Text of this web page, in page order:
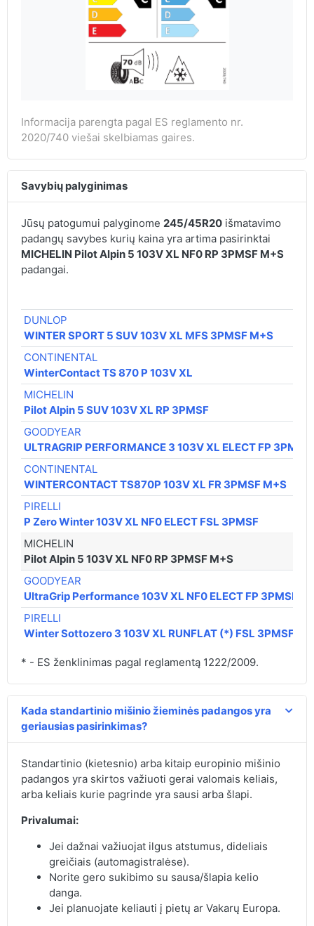
Informacija parengta pagal ES reglamento nr.
2020/740 viešai skelbiamas gaires.
Savybių palyginimas
Jūsų patogumui palyginome 245/45R20išmatavimo
padangų savybes kurių kaina yra artima pasirinktai
MICHELIN Pilot Alpin 5 103V XL NF0 RP 3PMSF M+S
padangai.
DUNLOP
WINTER SPORT 5 SUV 103V XL MFS 3PMSF M+S
CONTINENTAL
WinterContact TS 870 P 103V XL
MICHELIN
Pilot Alpin 5 SUV 103V XL RP 3PMSF
GOODYEAR
ULTRAGRIP PERFORMANCE 3 103V XL ELECT FP
CONTINENTAL
WINTERCONTACT TS870P 103V XL FR 3PMSF M+S
PIRELLI
P Zero Winter 103V XL NF0 ELECT FSL 3PMSF
MICHELIN
Pilot Alpin 5 103V XL NF0 RP 3PMSF M+S
GOODYEAR
UltraGrip Performance 103V XL NF0 ELECT FP 3PMSF
PIRELLI
Winter Sottozero 3 103V XL RUNFLAT (*) FSL 3PMSF
* - ES ženklinimas pagal reglamentą 1222/2009.
Kada standartinio mišinio žieminės padangos yra
geriausias pasirinkimas?
Standartinio (kietesnio) arba kitaip europinio mišinio
padangos yra skirtos važiuoti gerai valomais keliais,
arba keliais kurie pagrinde yra sausi arba šlapi.
Privalumai:
Jei dažnai važiuojat ilgus atstumus, dideliais
greičiais (automagistralėse).
Norite gero sukibimo su sausa/šlapia kelio
danga.
Jei planuojate keliauti į pietų ar Vakarų Europa.